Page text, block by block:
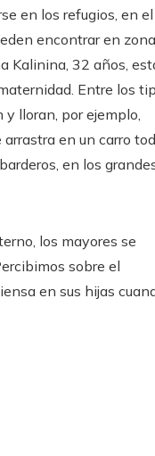
en los refugios, en el
encontrar en
Kalinina, 32 años,
Entre los
lloran, por ejemplo,
en un carro
en los
los mayores se
sobre el
en sus hijas